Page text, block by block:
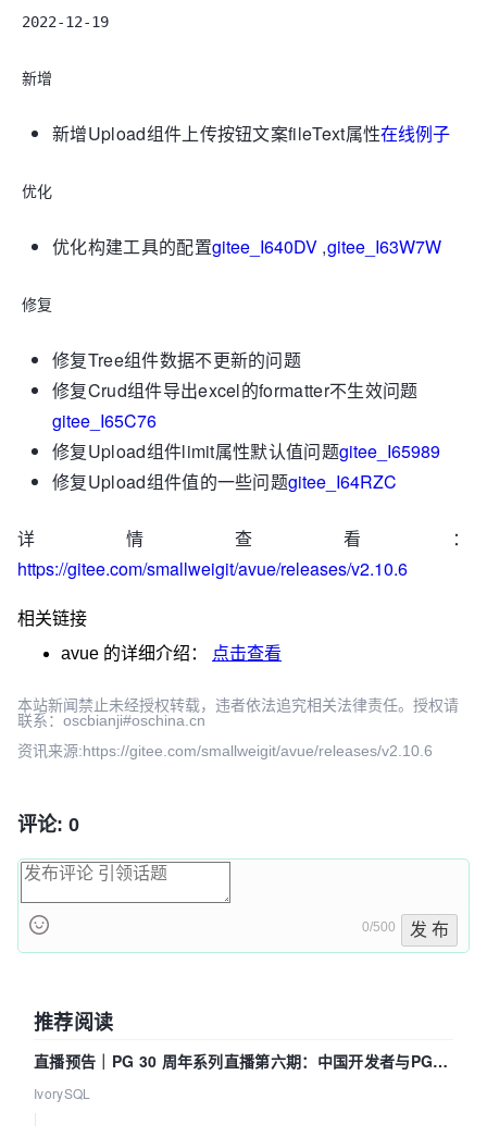
2022-12-19
新增
新增Upload组件上传按钮文案fileText属性在线例子
优化
优化构建工具的配置gitee_I640DV,gitee_I63W7W
修复
修复Tree组件数据不更新的问题
修复Crud组件导出excel的formatter不生效问题
gitee_I65C76
修复Upload组件limit属性默认值问题gitee_I65989
修复Upload组件值的一些问题gitee_I64RZC
详情查看：
https://gitee.com/smallweigit/avue/releases/v2.10.6
相关链接
avue 的详细介绍： 点击查看
本站新闻禁止未经授权转载，违者依法追究相关法律责任。授权请
联系：oscbianji#oschina.cn
资讯来源:https://gitee.com/smallweigit/avue/releases/v2.10.6
评论: 0
0/500 发 布
推荐阅读
直播预告｜PG 30 周年系列直播第六期：中国开发者与PG内
核——我们改得动吗？我们贡献了什么？
IvorySQL